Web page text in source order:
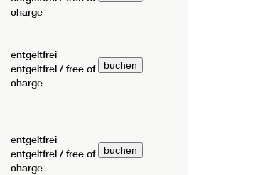
charge
entgeltfrei
entgeltfrei / free of
charge
entgeltfrei
entgeltfrei / free of
charge